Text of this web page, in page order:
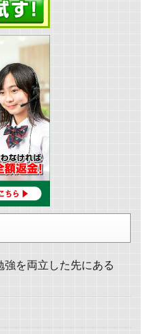
強を両立した先にある